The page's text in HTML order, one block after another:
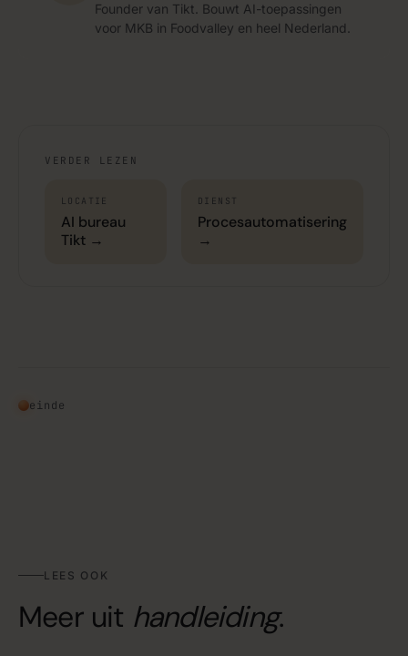
Founder van Tikt. Bouwt AI-toepassingen
voor MKB in Foodvalley en heel Nederland.
VERDER LEZEN
LOCATIE
AI bureau
Tikt →
DIENST
Procesautomatisering
→
einde
LEES OOK
Meer uit handleiding.